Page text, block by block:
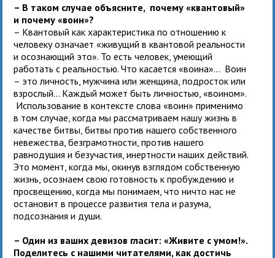
– В таком случае объясните, почему «квантовый»
и почему «воин»?
– Квантовый как характеристика по отношению к
человеку означает «живущий в квантовой реальности
и осознающий это». То есть человек, умеющий
работать с реальностью. Что касается «воина»… Воин
– это личность, мужчина или женщина, подросток или
взрослый… Каждый может быть личностью, «воином».
Использование в контексте слова «воин» применимо
в том случае, когда мы рассматриваем нашу жизнь в
качестве битвы, битвы против нашего собственного
невежества, безграмотности, против нашего
равнодушия и безучастия, инертности наших действий.
Это момент, когда мы, окинув взглядом собственную
жизнь, осознаем свою готовность к пробуждению и
просвещению, когда мы понимаем, что ничто нас не
остановит в процессе развития тела и разума,
подсознания и души.
– Один из ваших девизов гласит: «Живите с умом!».
Поделитесь с нашими читателями, как достичь